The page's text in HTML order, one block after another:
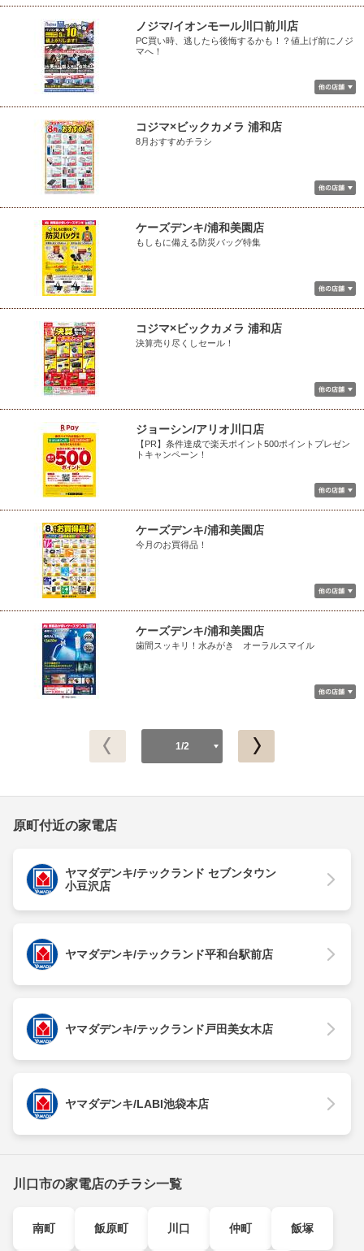
ノジマ/イオンモール川口前川店
PC買い時、逃したら後悔するかも！？値上げ前にノジ
マへ！
コジマ×ビックカメラ 浦和店
8月おすすめチラシ
ケーズデンキ/浦和美園店
もしもに備える防災バッグ特集
コジマ×ビックカメラ 浦和店
決算売り尽くしセール！
ジョーシン/アリオ川口店
【PR】条件達成で楽天ポイント500ポイントプレゼン
トキャンペーン！
ケーズデンキ/浦和美園店
今月のお買得品！
ケーズデンキ/浦和美園店
歯間スッキリ！水みがき オーラルスマイル
1/2
原町付近の家電店
ヤマダデンキ/テックランド セブンタウン
小豆沢店
ヤマダデンキ/テックランド平和台駅前店
ヤマダデンキ/テックランド戸田美女木店
ヤマダデンキ/LABI池袋本店
川口市の家電店のチラシ一覧
南町 飯原町 川口 仲町 飯塚